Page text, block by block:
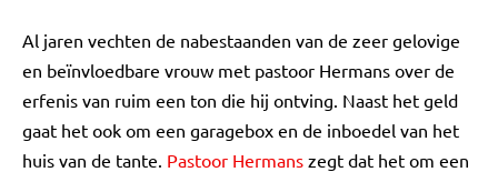
Al jaren vechten de nabestaanden van de zeer gelovige
en beïnvloedbare vrouw met pastoor Hermans over de
erfenis van ruim een ton die hij ontving. Naast het geld
gaat het ook om een garagebox en de inboedel van het
huis van de tante. Pastoor Hermans zegt dat het om een